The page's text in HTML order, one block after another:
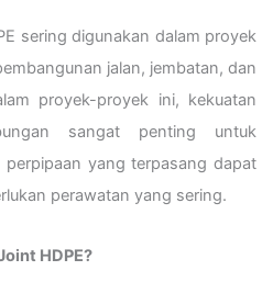
sering digunakan dalam proyek
jalan, jembatan, dan
proyek-proyek ini, kekuatan
sangat penting untuk
yang terpasang dapat
perawatan yang sering.
HDPE?